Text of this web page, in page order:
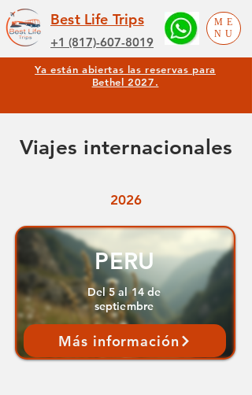
ME
NU
Best Life Trips
Ya están abiertas las reservas para
Bethel 2027.
+1 (817)-607-8019
Viajes internacionales
2026
PERU
Del 5 al 14 de
septiembre
Más información